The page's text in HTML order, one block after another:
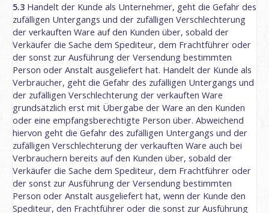
5.3 Handelt der Kunde als Unternehmer, geht die Gefahr des
zufälligen Untergangs und der zufälligen Verschlechterung
der verkauften Ware auf den Kunden über, sobald der
Verkäufer die Sache dem Spediteur, dem Frachtführer oder
der sonst zur Ausführung der Versendung bestimmten
Person oder Anstalt ausgeliefert hat. Handelt der Kunde als
Verbraucher, geht die Gefahr des zufälligen Untergangs und
der zufälligen Verschlechterung der verkauften Ware
grundsätzlich erst mit Übergabe der Ware an den Kunden
oder eine empfangsberechtigte Person über. Abweichend
hiervon geht die Gefahr des zufälligen Untergangs und der
zufälligen Verschlechterung der verkauften Ware auch bei
Verbrauchern bereits auf den Kunden über, sobald der
Verkäufer die Sache dem Spediteur, dem Frachtführer oder
der sonst zur Ausführung der Versendung bestimmten
Person oder Anstalt ausgeliefert hat, wenn der Kunde den
Spediteur, den Frachtführer oder die sonst zur Ausführung